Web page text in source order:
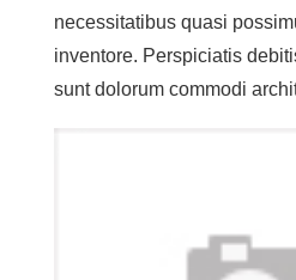
necessitatibus quasi
inventore. Perspiciatis
sunt dolorum commodi